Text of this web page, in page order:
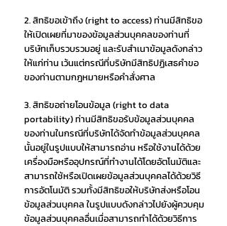
2. สิทธิขอเข้าถึง (right to access) ท่านมีสิทธิขอ
ให้เปิดเผยที่มาของข้อมูลส่วนบุคคลของท่านที่
บริษัทเก็บรวบรวมอยู่ และรับสำเนาข้อมูลดังกล่าว
ให้แก่ท่าน เว้นแต่กรณีที่บริษัทมีสิทธิปฏิเสธคำขอ
ของท่านตามกฎหมายหรือคำสั่งศาล
3. สิทธิขอถ่ายโอนข้อมูล (right to data
portability) ท่านมีสิทธิขอรับข้อมูลส่วนบุคคล
ของท่านในกรณีที่บริษัทได้จัดทำข้อมูลส่วนบุคคล
นั้นอยู่ในรูปแบบให้สามารถอ่าน หรือใช้งานได้ด้วย
เครื่องมือหรืออุปกรณ์ที่ทำงานได้โดยอัตโนมัติและ
สามารถใช้หรือเปิดเผยข้อมูลส่วนบุคคลได้ด้วยวิธี
การอัตโนมัติ รวมทั้งมีสิทธิขอให้บริษัทส่งหรือโอน
ข้อมูลส่วนบุคคล ในรูปแบบดังกล่าวไปยังผู้ควบคุม
ข้อมูลส่วนบุคคลอื่นเมื่อสามารถทำได้ด้วยวิธีการ